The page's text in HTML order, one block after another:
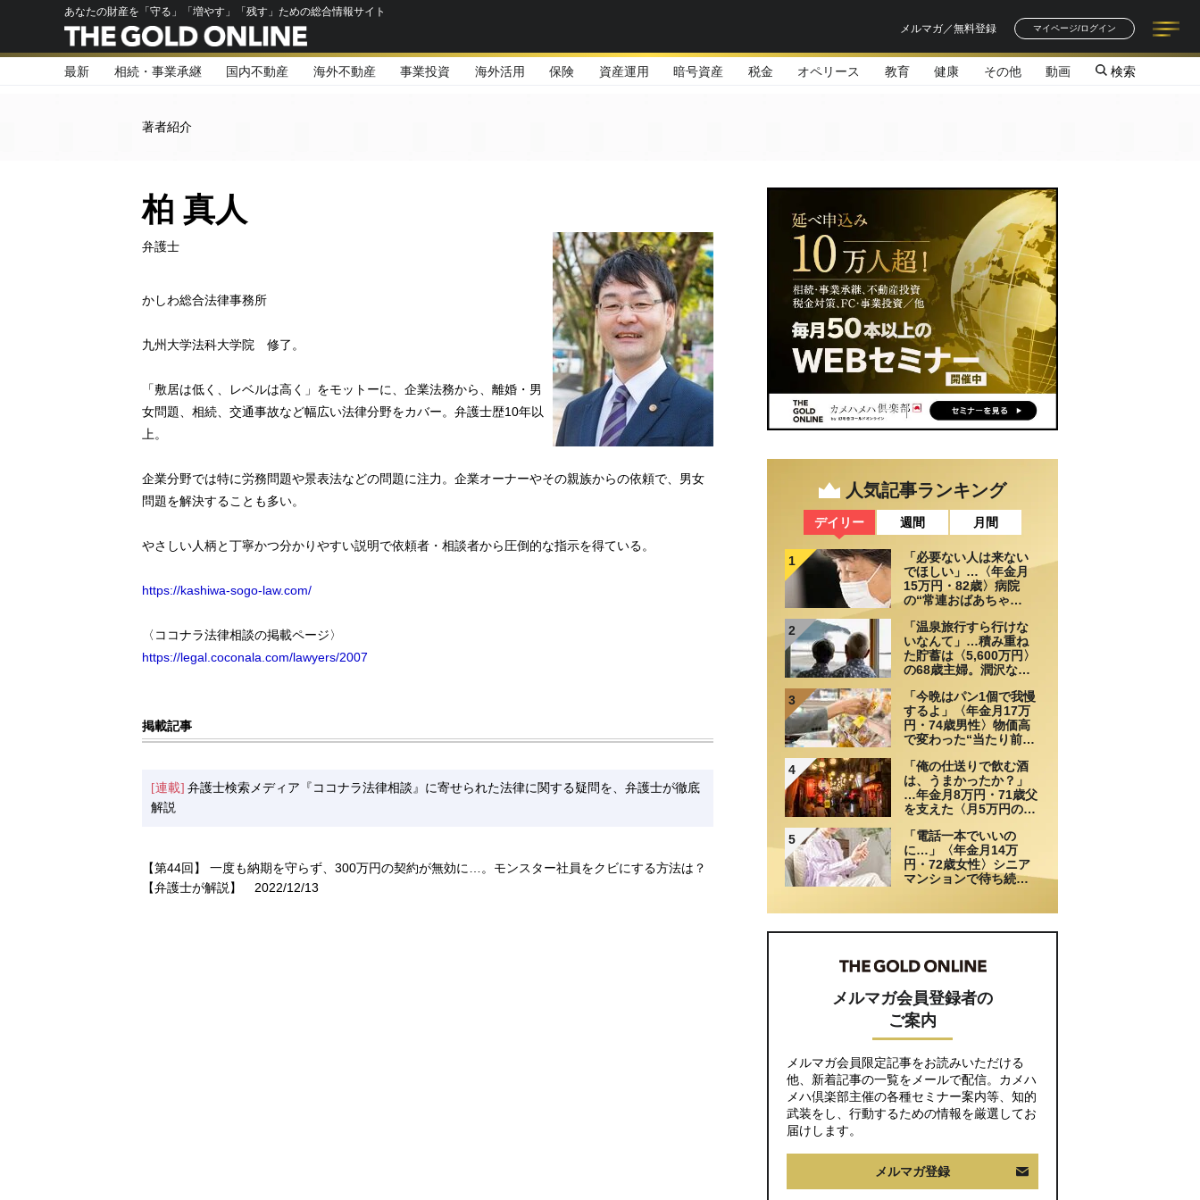
あなたの財産を「守る」「増やす」「残す」ための総合情報サイト
メルマガ／無料登録
マイページ/ログイン
記事一覧
著者一覧
最新 相続・事業承継 国内不動産 海外不動産 事業投資 海外活用 保険 資産運用 暗号資産 税金 オペリース 教育 健康 その他 動画 検索
著者紹介
柏 真人
弁護士
かしわ総合法律事務所
九州大学法科大学院 修了。
「敷居は低く、レベルは高く」をモットーに、企業法務から、離婚・男
女問題、相続、交通事故など幅広い法律分野をカバー。弁護士歴10年以
上。
企業分野では特に労務問題や景表法などの問題に注力。企業オーナーやその親族からの依頼で、男女
問題を解決することも多い。
やさしい人柄と丁寧かつ分かりやすい説明で依頼者・相談者から圧倒的な指示を得ている。
https://kashiwa-sogo-law.com/
〈ココナラ法律相談の掲載ページ〉
https://legal.coconala.com/lawyers/2007
掲載記事
[連載] 弁護士検索メディア『ココナラ法律相談』に寄せられた法律に関する疑問を、弁護士が徹底
解説
【第44回】 一度も納期を守らず、300万円の契約が無効に…。モンスター社員をクビにする方法は？
【弁護士が解説】
2022/12/13
人気記事ランキング
デイリー 週間 月間
1
「必要ない人は来ない
でほしい」…〈年金月
15万円・82歳〉病院
の“常連おばあちゃ
社員の本音。それでも
通い続ける理由
2
「温泉旅行すら行けな
いなんて」…積み重ね
た貯蓄は〈5,600万円〉
の68歳主婦。潤沢な老
「馬鹿だった」肩を落
とす理由
3
「今晩はパン1個で我慢
するよ」〈年金月17万
円・74歳男性〉物価高
で変わった“当たり前の
4
「俺の仕送りで飲む酒
は、うまかったか？」
…年金月8万円・71歳父
を支えた〈月5万円の援
5
「電話一本でいいの
に…」〈年金月14万
円・72歳女性〉シニア
マンションで待ち続け
メルマガ会員登録者の
ご案内
メルマガ会員限定記事をお読みいただける
他、新着記事の一覧をメールで配信。カメハ
メハ倶楽部主催の各種セミナー案内等、知的
武装をし、行動するための情報を厳選してお
届けします。
メルマガ登録